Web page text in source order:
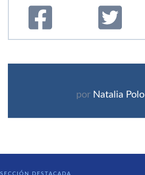
por Natalia Polo
SECCIÓN DESTACADA